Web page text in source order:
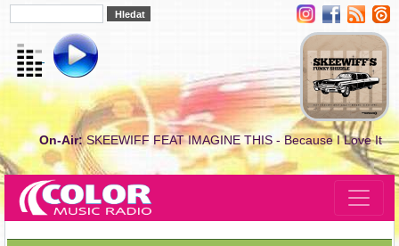
On-Air:SKEEWIFF FEAT IMAGINE THIS - Because I Love It